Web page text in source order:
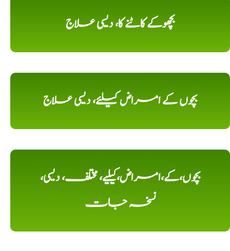
بچھوکے کاٹنے کا، دیسی علاج
بچوں کے امراض کیلئے، دیسی علاج
بچوں،کے،امراض،کیلیے، مختلف، دیسی،
نسخہ جات